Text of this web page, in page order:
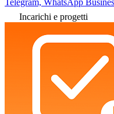
Telegram, WhatsApp
Incarichi e progetti